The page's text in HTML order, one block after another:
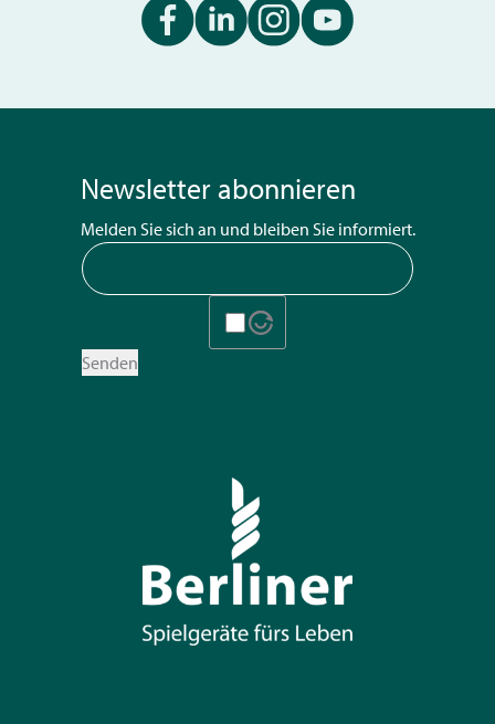
Newsletter abonnieren
Melden Sie sich an und bleiben Sie informiert.
Senden